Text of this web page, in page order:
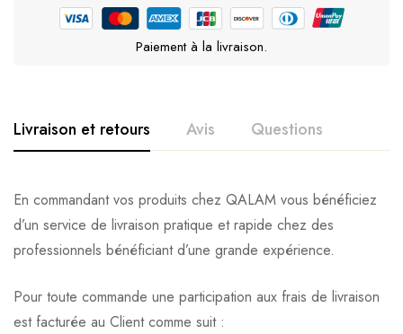
Paiement à la livraison.
Livraison et retours Avis Questions
En commandant vos produits chez QALAM vous bénéficiez
d’un service de livraison pratique et rapide chez des
professionnels bénéficiant d’une grande expérience.
Pour toute commande une participation aux frais de livraison
est facturée au Client comme suit :